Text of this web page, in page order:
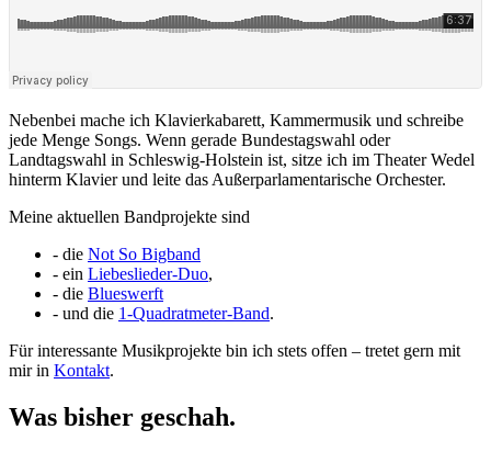
Nebenbei mache ich Klavierkabarett, Kammermusik und schreibe
jede Menge Songs. Wenn gerade Bundestagswahl oder
Landtagswahl in Schleswig-Holstein ist, sitze ich im Theater Wedel
hinterm Klavier und leite das Außerparlamentarische Orchester.
Meine aktuellen Bandprojekte sind
- die Not So Bigband
- ein Liebeslieder-Duo,
- die Blueswerft
- und die 1-Quadratmeter-Band.
Für interessante Musikprojekte bin ich stets offen – tretet gern mit
mir in Kontakt.
Was bisher geschah.